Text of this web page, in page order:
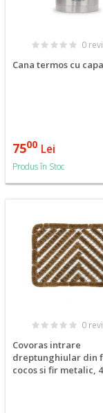
0
Cana termos cu
7500 Lei
Produs în Stoc
0
Covoras intrare
dreptunghiular din
cocos si fir metalic,